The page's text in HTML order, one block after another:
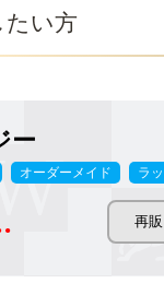
たい方
ー
オーダーメイド ラ